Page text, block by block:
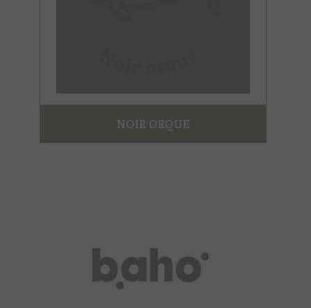
NOIR ORQUE